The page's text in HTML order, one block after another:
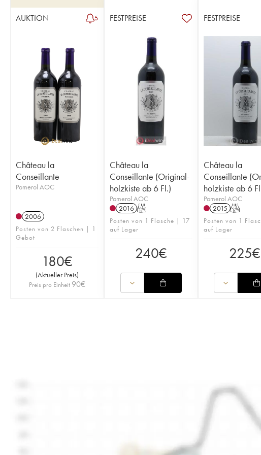
AUKTION 5
Château la
Conseillante
Pomerol AOC
2006
Posten von 2 Flaschen | 1
Gebot
180€
(Aktueller Preis)
Preis pro Einheit 90€
FESTPREISE
Château la
Conseillante (Original-
holzkiste ab 6 Fl.)
Pomerol AOC
2016 T
Posten von 1 Flasche | 17
auf Lager
240€
FESTPREISE
Château la
Conseillante
holzkiste ab 6
Pomerol AOC
2015 T
Posten von 1
auf Lager
225€